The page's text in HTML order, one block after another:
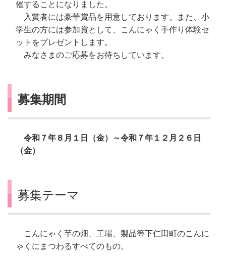
催することになりました。
入賞者には豪華賞品を用意しております。また、小
学生の方には参加賞として、こんにゃく手作り体験セ
ットをプレゼントします。
みなさまのご応募をお待ちしています。
募集期間
令和７年８月１日（金）～令和７年１２月２６日
（金）
募集テーマ
こんにゃく芋の畑、工場、製品等下仁田町のこんに
ゃくにまつわるすべてのもの。